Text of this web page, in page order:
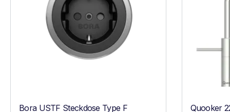
Bora USTF Steckdose Type F
Quooker